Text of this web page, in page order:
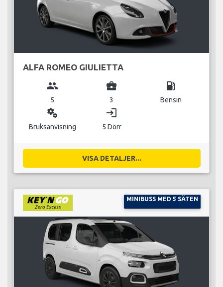
ALFA ROMEO GIULIETTA
group
5
business_center
3
local_gas_station
Bensin
miscellaneous_services
Bruksanvisning
login
5 Dörr
VISA DETALJER...
MINIBUSS MED 5 SÄTEN